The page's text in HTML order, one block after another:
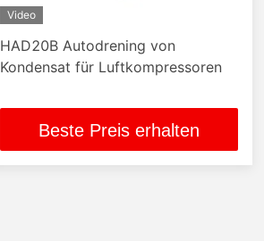
Video
HAD20B Autodrening von
Kondensat für Luftkompressoren
Beste Preis erhalten